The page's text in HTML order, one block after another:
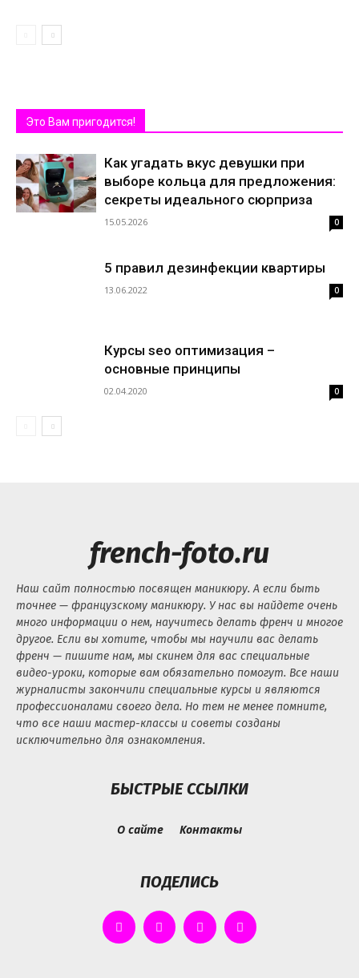
Это Вам пригодится!
Как угадать вкус девушки при
выборе кольца для предложения:
секреты идеального сюрприза
15.05.2026 0
5 правил дезинфекции квартиры
13.06.2022 0
Курсы seo оптимизация –
основные принципы
02.04.2020 0
french-foto.ru
Наш сайт полностью посвящен маникюру. А если быть
точнее — французскому маникюру. У нас вы найдете очень
много информации о нем, научитесь делать френч и многое
другое. Если вы хотите, чтобы мы научили вас делать
френч — пишите нам, мы скинем для вас специальные
видео-уроки, которые вам обязательно помогут. Все наши
журналисты закончили специальные курсы и являются
профессионалами своего дела. Но тем не менее помните,
что все наши мастер-классы и советы созданы
исключительно для ознакомления.
БЫСТРЫЕ ССЫЛКИ
О сайте Контакты
ПОДЕЛИСЬ